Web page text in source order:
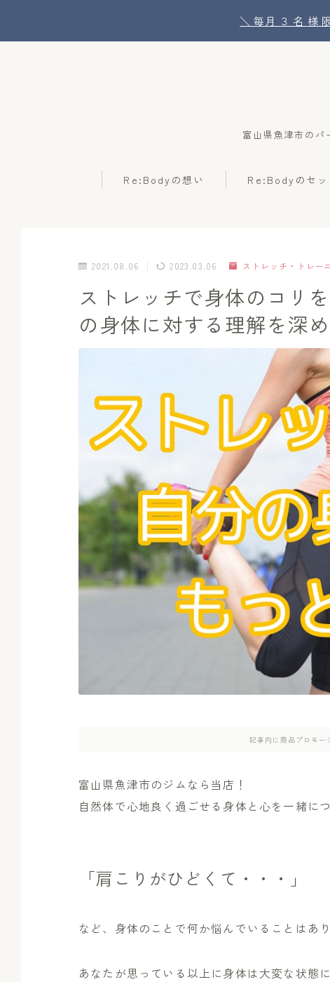
＼ 毎月 ３ 名 様
富山県魚津市のパ
Re:Bodyの想い Re:Bodyのセッ
2021.08.06 2023.03.06 ストレッチ・トレー
ストレッチで身体のコリ
の身体に対する理解を深め
記事内に商品プロモー
富山県魚津市のジムなら当店！
自然体で心地良く過ごせる身体と心を一緒に
「肩こりがひどくて・・・」
など、身体のことで何か悩んでいることはあ
あなたが思っている以上に身体は大変な状態